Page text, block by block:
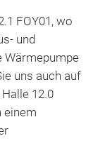
FOY01, wo
und
Wärmepumpe
uns auch auf
12.0
einem